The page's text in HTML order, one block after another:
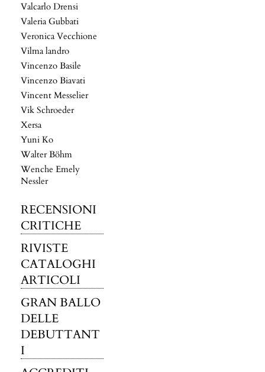
Valcarlo Drensi
Valeria Gubbati
Veronica Vecchione
Vilma landro
Vincenzo Basile
Vincenzo Biavati
Vincent Messelier
Vik Schroeder
Xersa
Yuni Ko
Walter Böhm
Wenche Emely
Nessler
RECENSIONI
CRITICHE
RIVISTE
CATALOGHI
ARTICOLI
GRAN BALLO
DELLE
DEBUTTANT
I